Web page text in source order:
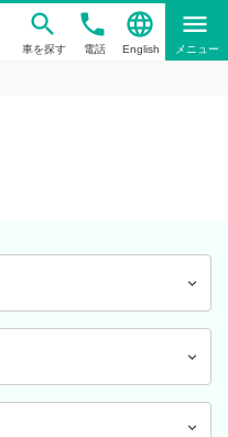
車を探す
phone
電話
language
English
menu
メニュー